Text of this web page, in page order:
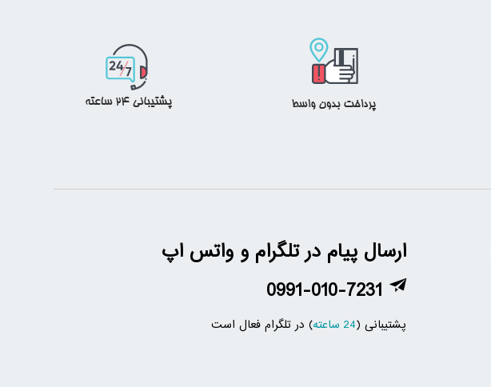
ارسال پیام در تلگرام و واتس اپ
0991-010-7231
پشتیبانی (24 ساعته ) در تلگرام فعال است